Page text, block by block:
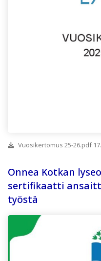
Vuosikertomus 25-26.pdf
Onnea Kotkan
sertifikaatti
työstä